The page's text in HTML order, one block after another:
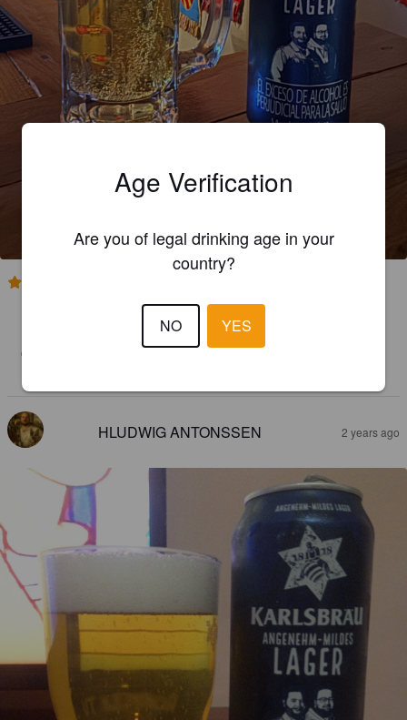
Stabiles Lager, im Einstieg ziemlich geschmacklos, im Abgang
dafür schön malzig mit ganz leichten Röstaromen. Vernünftiger
HLUDWIG ANTONSSEN 2 years ago
Age Verification
Are you of legal drinking age in your
country?
NO YES